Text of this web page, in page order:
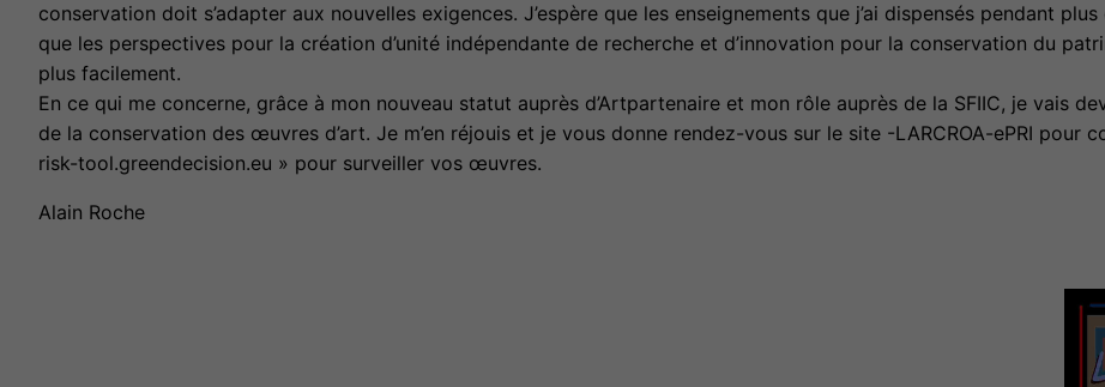
conservation doit s’adapter aux nouvelles exigences. J’espère que les enseignements que j’ai dispensés pendant
que les perspectives pour la création d’unité indépendante de recherche et d’innovation pour la conservation du
plus facilement.
En ce qui me concerne, grâce à mon nouveau statut auprès d’Artpartenaire et mon rôle auprès de la SFIIC, je vais
de la conservation des œuvres d’art. Je m’en réjouis et je vous donne rendez-vous sur le site -LARCROA-ePRI pour
risk-tool.greendecision.eu » pour surveiller vos œuvres.
Alain Roche